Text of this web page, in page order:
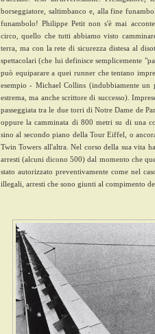
borseggiatore, saltimbanco e, alla fine
funambolo! Philippe Petit non s'è mai
circo, quello che tutti abbiamo visto
terra, ma con la rete di sicurezza distesa al
spettacolari (che lui definisce semplicemente
può equiparare a quei runner che tentano
esempio - Michael Collins (indubbiamente un
estrema, ma anche scrittore di successo).
passeggiata tra le due torri di Notre Dame de
oppure la camminata di 800 metri su di una
sino al secondo piano della Tour Eiffel, o
Twin Towers all'altra. Nel corso della sua vita
arresti (alcuni dicono 500) dal momento che
stato autorizzato preventivamente come nel
illegali, arresti che sono giunti al compimento